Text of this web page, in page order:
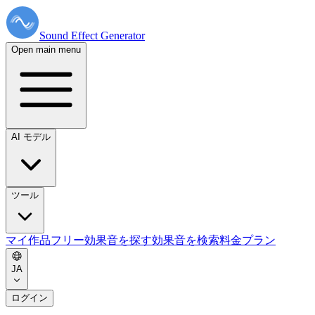
Sound Effect Generator
Open main menu
AI モデル
ツール
マイ作品フリー効果音を探す効果音を検索料金プラン
JA
ログイン